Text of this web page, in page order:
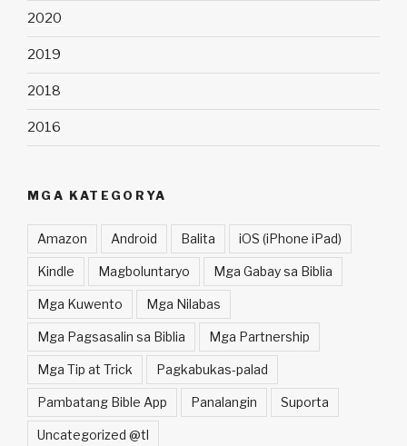
2020
2019
2018
2016
MGA KATEGORYA
Amazon Android Balita iOS (iPhone iPad)
Kindle Magboluntaryo Mga Gabay sa Biblia
Mga Kuwento Mga Nilabas
Mga Pagsasalin sa Biblia Mga Partnership
Mga Tip at Trick Pagkabukas-palad
Pambatang Bible App Panalangin Suporta
Uncategorized @tl